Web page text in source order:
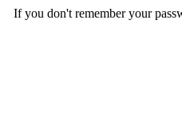
If you don't remember your